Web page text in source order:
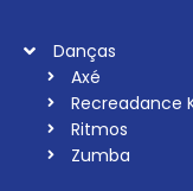
Danças
Axé
Recreadance
Ritmos
Zumba